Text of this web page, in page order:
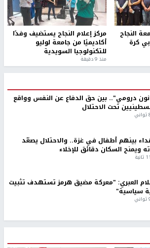
جامعة النجاح
كرة
مركز إعلام النجاح يستضيف وفدًا
أكاديميًا من جامعة لوليو
للتكنولوجيا السويدية
منذ 9 دقيقة
درومي".. بين حق الدفاع عن النفس وواقع
تحت الاحتلال
بينهم أطفال في غزة.. والاحتلال يصعّد
ويمنح السكان دقائق للإخلاء
العبري: "معركة مضيق هرمز تستهدف تثبيت
سياسية"